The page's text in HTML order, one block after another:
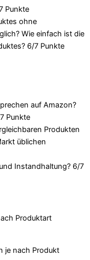
Punkte
ohne
Wie einfach ist die
6/7 Punkte
auf Amazon?
7 Punkte
Produkten
üblichen
Instandhaltung? 6/7
Produktart
je nach Produkt